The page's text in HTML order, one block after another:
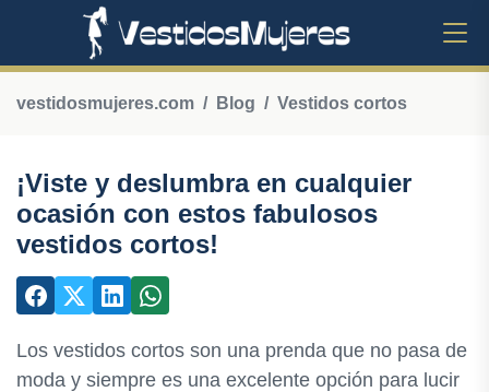
vestidosmujeres.com Blog Vestidos cortos
¡Viste y deslumbra en cualquier
ocasión con estos fabulosos
vestidos cortos!
Los vestidos cortos son una prenda que no pasa de
moda y siempre es una excelente opción para lucir